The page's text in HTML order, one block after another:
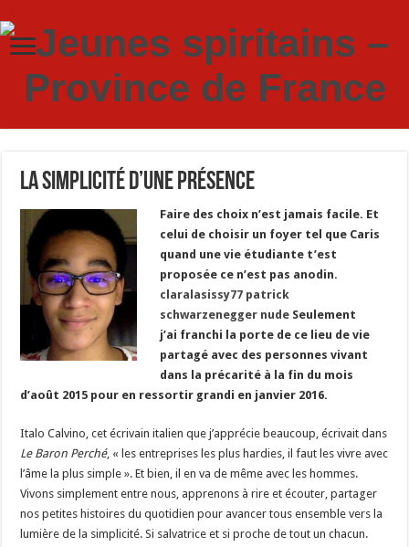
La simplicité d’une présence
Faire des choix n’est jamais facile. Et
celui de choisir un foyer tel que Caris
quand une vie étudiante t’est
proposée ce n’est pas anodin.
claralasissy77 patrick
schwarzenegger nude Seulement
j’ai franchi la porte de ce lieu de vie
partagé avec des personnes vivant
dans la précarité à la fin du mois
d’août 2015 pour en ressortir grandi en janvier 2016.
Italo Calvino, cet écrivain italien que j’apprécie beaucoup, écrivait dans
Le Baron Perché, « les entreprises les plus hardies, il faut les vivre avec
l’âme la plus simple ». Et bien, il en va de même avec les hommes.
Vivons simplement entre nous, apprenons à rire et écouter, partager
nos petites histoires du quotidien pour avancer tous ensemble vers la
lumière de la simplicité. Si salvatrice et si proche de tout un chacun.